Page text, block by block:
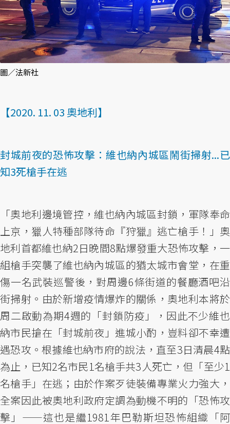
圖／法新社
【2020. 11. 03 奧地利】
封城前夜的恐怖攻擊：維也納內城區鬧街掃射...已
知3死槍手在逃
「奧地利邊境管控，維也納內城區封鎖，軍隊奉命
上京，獵人特種部隊待命『狩獵』逃亡槍手！」奧
地利首都維也納2日晚間8點爆發重大恐怖攻擊，一
組槍手突襲了維也納內城區的猶太城市會堂，在重
傷一名武裝巡警後，對周邊6條街道的餐廳酒吧沿
街掃射。由於新增疫情爆炸的關係，奧地利本將於
周二啟動為期4週的「封鎖防疫」，因此不少維也
納市民搶在「封城前夜」進城小酌，豈料卻不幸遭
遇恐攻。根據維也納市府的說法，直至3日清晨4點
為止，已知2名市民1名槍手共3人死亡，但「至少1
名槍手」在逃；由於作案歹徒裝備專業火力強大，
全案因此被奧地利政府定調為動機不明的「恐怖攻
擊」——這也是繼1981年巴勒斯坦恐怖組織「阿